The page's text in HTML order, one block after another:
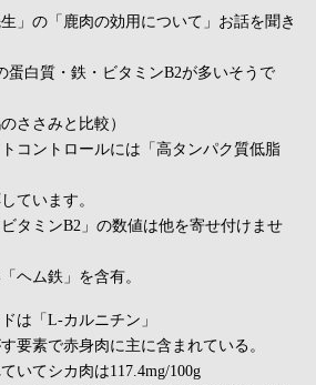
」の「鹿肉の効用について」お話を聞き
蛋白質・鉄・ビタミンB2が多いそうで
ささみと比較）
コントロールには「高タンパク質低脂
ています。
タミンB2」の数値は他を寄せ付けませ
ヘム鉄」を含有。
は「L-カルニチン」
要素で赤身肉に主に含まれている。
いてシカ肉は117.4mg/100g